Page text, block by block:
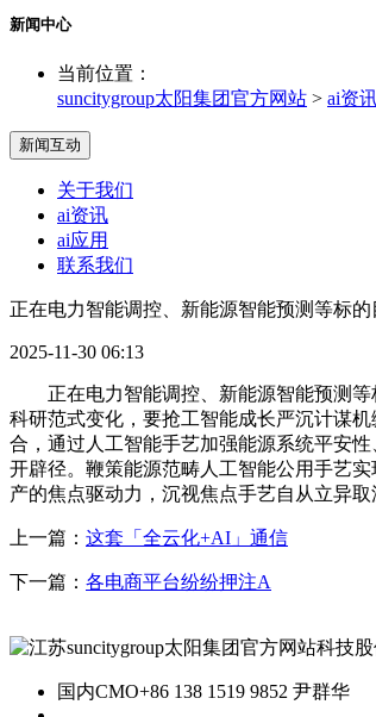
新闻中心
当前位置：
suncitygroup太阳集团官方网站 > ai资
新闻互动
关于我们
ai资讯
ai应用
联系我们
正在电力智能调控、新能源智能预测等标的
2025-11-30 06:13
正在电力智能调控、新能源智能预测等
科研范式变化，要抢工智能成长严沉计谋
合，通过人工智能手艺加强能源系统平安
开辟径。鞭策能源范畴人工智能公用手艺
产的焦点驱动力，沉视焦点手艺自从立异
上一篇： 这套「全云化+AI」通信
下一篇： 各电商平台纷纷押注A
国内CMO+86 138 1519 9852 尹群华